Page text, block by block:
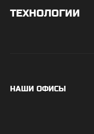
ТЕХНОЛОГИИ
НАШИ ОФИСЫ